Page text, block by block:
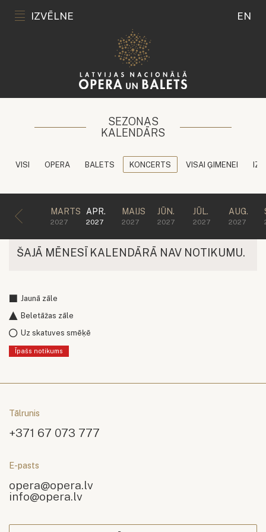
IZVĒLNE EN
SEZONAS
KALENDĀRS
VISI OPERA BALETS KONCERTS VISAI ĢIMENEI
MARTS
2027
APR.
2027
MAIJS
2027
JŪN.
2027
JŪL.
2027
AUG.
2027
ŠAJĀ MĒNESĪ KALENDĀRĀ NAV NOTIKUMU.
Jaunā zāle
Beletāžas zāle
Uz skatuves smēķē
Īpašs notikums
Tālrunis
+371 67 073 777
E-pasts
opera@opera.lv
info@opera.lv